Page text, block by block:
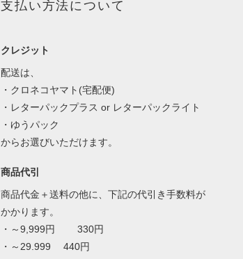
支払い方法について
クレジット
配送は、
・クロネコヤマト(宅配便)
・レターパックプラス or レターパックライト
・ゆうパック
からお選びいただけます。
商品代引
商品代金＋送料の他に、下記の代引き手数料が
かかります。
・～9,999円 330円
・～29.999 440円